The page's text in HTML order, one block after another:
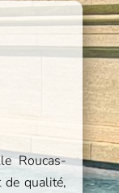
Roucas-
de qualité,